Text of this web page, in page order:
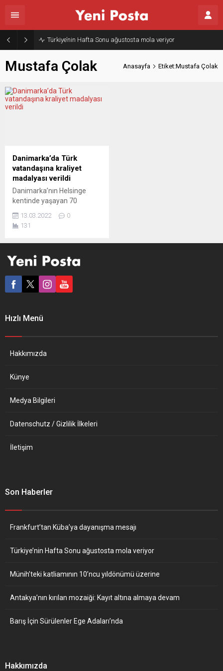
Türkiye’nin Hafta Sonu ağustosta mola veriyor
Mustafa Çolak Anasayfa Etiket:Mustafa Çolak
Danimarka’da Türk
vatandaşına kraliyet
madalyası verildi
Danimarka’nın Helsinge
kentinde yaşayan 70
Mustafa Çolak, Danimarka
Kraliçesi 2. Margrethe
madalyasına” layık görüldü.
yaptığı açıklamada,
madalyayı almaktan
yıl hastalık izni bile
13.03.2022
0
131
Hızlı Menü
Hakkımızda
Künye
Medya Bilgileri
Datenschutz / Gizlilik İlkeleri
İletişim
Son Haberler
Frankfurt’tan Küba’ya dayanışma mesajı
Türkiye’nin Hafta Sonu ağustosta mola veriyor
Münih’teki katliamının 10’ncu yıldönümü üzerine
Antakya’nın kırılan mozaiği: Kayıt altına almaya devam
Barış İçin Sürülenler Ege Adaları’nda
Hakkımızda